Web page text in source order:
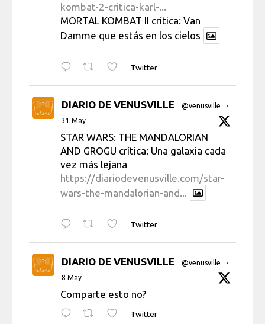
kombat-2-critica-karl-...
MORTAL KOMBAT II crítica: Van
Damme que estás en los cielos
Twitter
DIARIO DE VENUSVILLE @venusville
·
31 May
STAR WARS: THE MANDALORIAN
AND GROGU crítica: Una galaxia cada
vez más lejana
https://diariodevenusville.com/star-
wars-the-mandalorian-and...
Twitter
DIARIO DE VENUSVILLE @venusville
·
8 May
Comparte esto no?
Twitter